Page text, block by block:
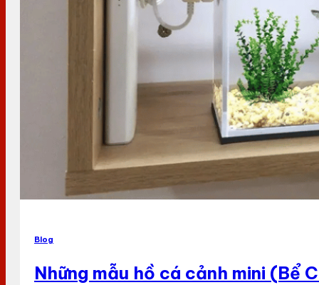
Blog
Những mẫu hồ cá cảnh mini (Bể